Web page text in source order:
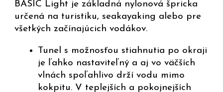
BASIC Light je základná nylonová špricka
určená na turistiku, seakayaking alebo pre
všetkých začínajúcich vodákov.
Tunel s možnosťou stiahnutia po okraji
je ľahko nastaviteľný a aj vo väčších
vlnách spoľahlivo drží vodu mimo
kokpitu. V teplejších a pokojnejších